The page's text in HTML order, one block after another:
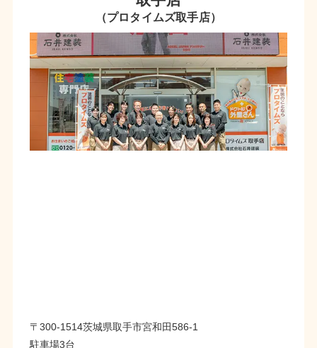
（プロタイムズ取手店）
〒300-1514茨城県取手市宮和田586-1
駐車場3台